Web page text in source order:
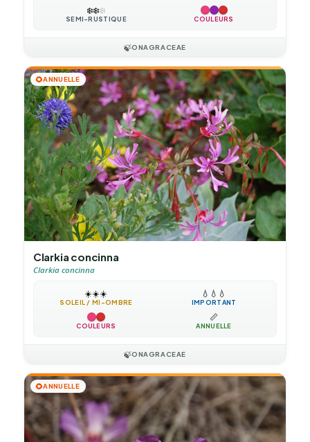
❄️❄️❄️
SEMI-RUSTIQUE COULEURS
🍃ONAGRACEAE
🌻ANNUELLE
Clarkia concinna
Clarkia concinna
☀️☀️☀️
SOLEIL / MI-OMBRE
💧 💧 💧
IMPORTANT
COULEURS
📏
ANNUELLE
🍃ONAGRACEAE
🌻ANNUELLE